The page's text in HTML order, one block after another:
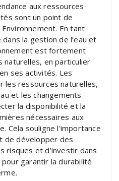
aux ressources
sont un point de
En tant
la gestion de l’eau et
est fortement
en particulier
ses activités. Les
les ressources naturelles,
et les changements
la disponibilité et la
nécessaires aux
Cela souligne l’importance
de développer des
risques et d’investir dans
garantir la durabilité